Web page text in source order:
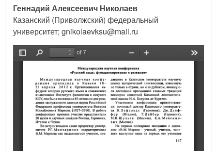
Геннадий Алексеевич Николаев
Казанский (Приволжский) федеральный
университет; gnikolaevksu@mail.ru